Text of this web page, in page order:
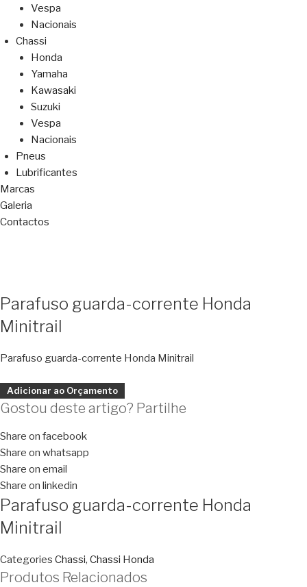
Vespa
Nacionais
Chassi
Honda
Yamaha
Kawasaki
Suzuki
Vespa
Nacionais
Pneus
Lubrificantes
Marcas
Galeria
Contactos
Parafuso guarda-corrente Honda
Minitrail
Parafuso guarda-corrente Honda Minitrail
Adicionar ao Orçamento
Gostou deste artigo? Partilhe
Share on facebook
Share on whatsapp
Share on email
Share on linkedin
Parafuso guarda-corrente Honda
Minitrail
Categories Chassi, Chassi Honda
Produtos Relacionados